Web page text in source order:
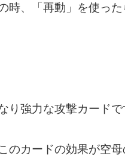
時、「再動」を使っ
り強力な攻撃カード
のカードの効果が空母